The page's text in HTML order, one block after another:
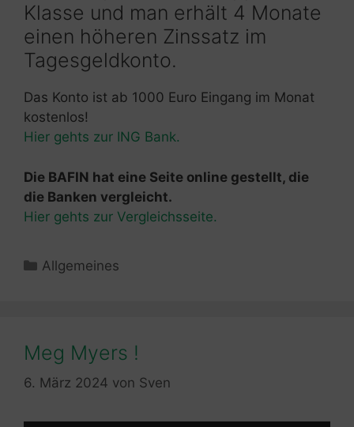
Klasse und man erhält 4 Monate
einen höheren Zinssatz im
Tagesgeldkonto.
Das Konto ist ab 1000 Euro Eingang im Monat
kostenlos!
Hier gehts zur ING Bank.
Die BAFIN hat eine Seite online gestellt, die
die Banken vergleicht.
Hier gehts zur Vergleichsseite.
Kategorien
Allgemeines
Meg Myers !
6. März 2024 von Sven